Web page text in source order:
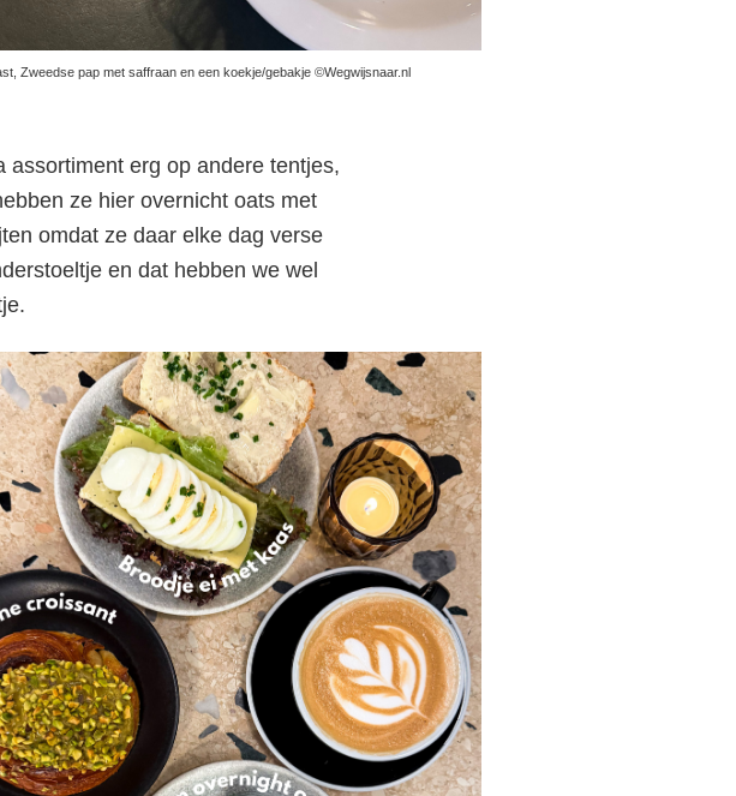
Zweedse pap met saffraan en een koekje/gebakje ©Wegwijsnaar.nl
assortiment erg op andere tentjes,
ze hier overnicht oats met
omdat ze daar elke dag verse
en dat hebben we wel